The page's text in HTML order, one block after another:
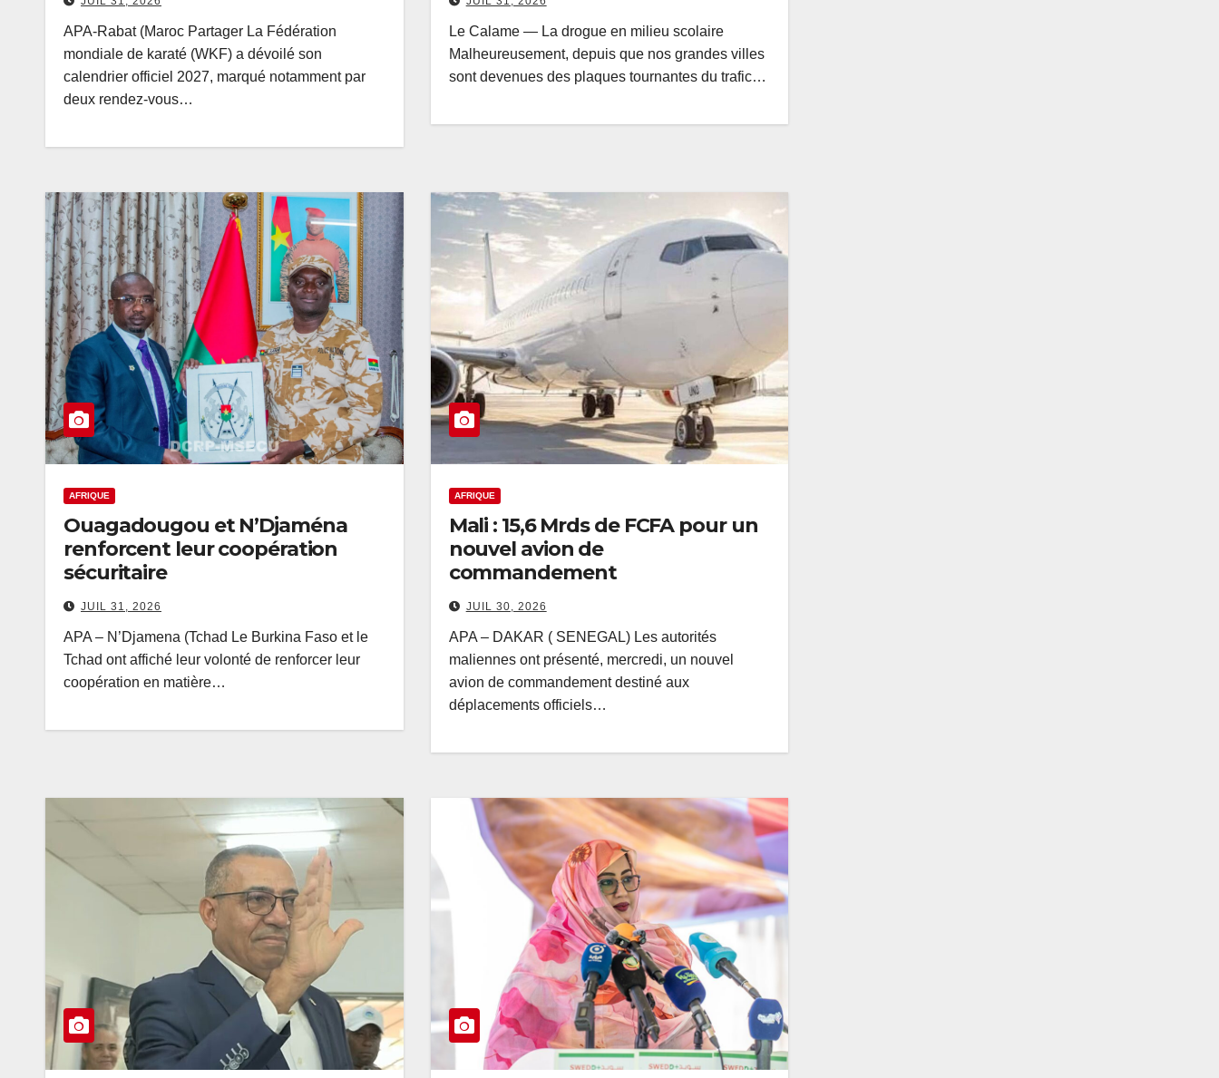
APA-Rabat (Maroc Partager La Fédération
mondiale de karaté (WKF) a dévoilé son
calendrier officiel 2027, marqué notamment par
deux rendez-vous…
Le Calame — La drogue en milieu scolaire
Malheureusement, depuis que nos grandes villes
sont devenues des plaques tournantes du trafic…
AFRIQUE
Ouagadougou et N’Djaména
renforcent leur coopération
sécuritaire
JUIL 31, 2026
APA – N’Djamena (Tchad Le Burkina Faso et le
Tchad ont affiché leur volonté de renforcer leur
coopération en matière…
AFRIQUE
Mali : 15,6 Mrds de FCFA pour un
nouvel avion de
commandement
JUIL 30, 2026
APA – DAKAR ( SENEGAL) Les autorités
maliennes ont présenté, mercredi, un nouvel
avion de commandement destiné aux
déplacements officiels…